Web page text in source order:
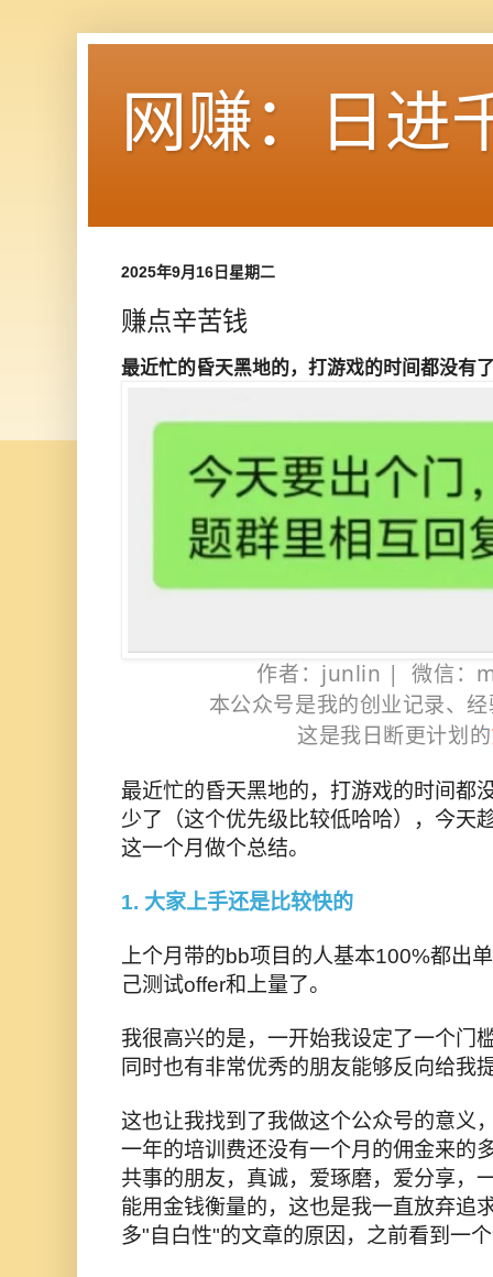
网赚：日进
2025年9月16日星期二
赚点辛苦钱
最近忙的昏天黑地的，打游戏的时间都没有
作者：junlin | 微信：
本公众号是我的创业记录、
这是我日断更计划的
最近忙的昏天黑地的，打游戏的时间都
少了（这个优先级比较低哈哈），今天
这一个月做个总结。
1. 大家上手还是比较快的
上个月带的bb项目的人基本100%都出
己测试offer和上量了。
我很高兴的是，一开始我设定了一个门
同时也有非常优秀的朋友能够反向给我
这也让我找到了我做这个公众号的意义
一年的培训费还没有一个月的佣金来的
共事的朋友，真诚，爱琢磨，爱分享，
能用金钱衡量的，这也是我一直放弃追
多"自白性"的文章的原因，之前看到一